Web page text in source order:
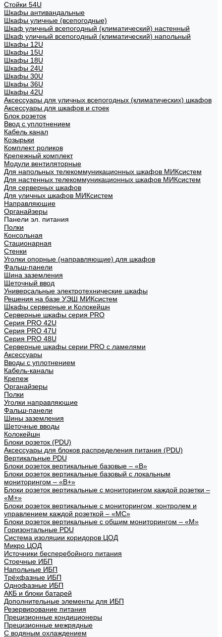
Стойки 54U
Шкафы антивандальные
Шкафы уличные (всепогодные)
Шкаф уличный всепогодный (климатический) настенный
Шкаф уличный всепогодный (климатический) напольный
Шкафы 12U
Шкафы 15U
Шкафы 18U
Шкафы 24U
Шкафы 30U
Шкафы 36U
Шкафы 42U
Аксессуары для уличных всепогодных (климатических) шкафов
Аксессуары для шкафов и стоек
Блок розеток
Ввод с уплотнением
Кабель канал
Козырьки
Комплект роликов
Крепежный комплект
Модули вентиляторные
Для напольных телекоммуникационных шкафов МИКсистем
Для настенных телекоммуникационных шкафов МИКсистем
Для серверных шкафов
Для уличных шкафов МИКсистем
Направляющие
Органайзеры
Панели эл. питания
Полки
Консольная
Стационарная
Стенки
Уголки опорные (направляющие) для шкафов
Фальш-панели
Шина заземления
Щеточный ввод
Универсальные электротехнические шкафы
Решения на базе УЭШ МИКсистем
Шкафы серверные и Колокейшн
Серверные шкафы серия PRO
Серия PRO 42U
Серия PRO 47U
Серия PRO 48U
Серверные шкафы серии PRO с ламелями
Аксессуары
Вводы с уплотнением
Кабель-каналы
Крепеж
Органайзеры
Полки
Уголки направляющие
Фальш-панели
Шины заземления
Щеточные вводы
Колокейшн
Блоки розеток (PDU)
Аксессуары для блоков распределения питания (PDU)
Вертикальные PDU
Блоки розеток вертикальные базовые – «В»
Блоки розеток вертикальные базовый с локальным
мониторингом – «В+»
Блоки розеток вертикальные с мониторингом каждой розетки –
«М+»
Блоки розеток вертикальные с мониторингом, контролем и
управлением каждой розеткой – «МС»
Блоки розеток вертикальные с общим мониторингом – «М»
Горизонтальные PDU
Система изоляции коридоров ЦОД
Микро ЦОД
Источники бесперебойного питания
Стоечные ИБП
Напольные ИБП
Трёхфазные ИБП
Однофазные ИБП
АКБ и блоки батарей
Дополнительные элементы для ИБП
Резервирование питания
Прецизионные кондиционеры
Прецизионные межрядные
С водяным охлаждением